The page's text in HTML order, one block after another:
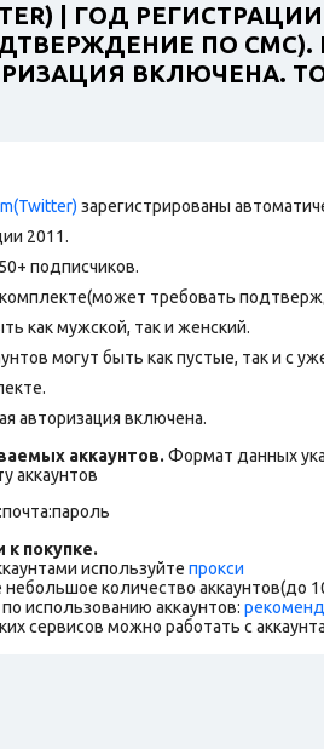
| ГОД
ПО
ВКЛЮЧЕНА.
зарегистрированы
2011.
подписчиков.
требовать
как мужской, так и женский.
могут быть как пустые, так и с
авторизация включена.
аккаунтов. Формат данных
аккаунтов
покупке.
используйте прокси
небольшое количество аккаунтов(до
использованию аккаунтов:
сервисов можно работать с